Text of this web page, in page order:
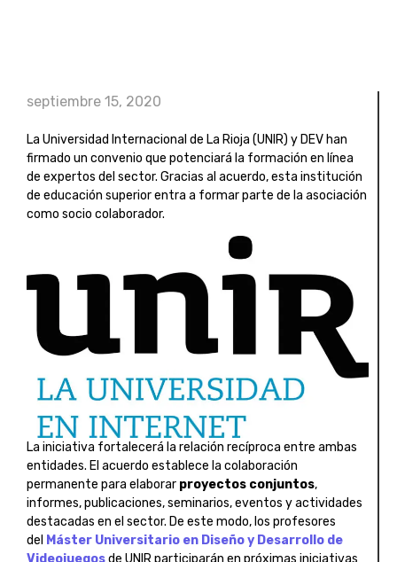
septiembre 15, 2020
La Universidad Internacional de La Rioja (UNIR) y DEV han
firmado un convenio que potenciará la formación en línea
de expertos del sector. Gracias al acuerdo, esta institución
de educación superior entra a formar parte de la asociación
como socio colaborador.
La iniciativa fortalecerá la relación recíproca entre ambas
entidades. El acuerdo establece la colaboración
permanente para elaborar proyectos conjuntos,
informes, publicaciones, seminarios, eventos y actividades
destacadas en el sector. De este modo, los profesores
del Máster Universitario en Diseño y Desarrollo de
Videojuegosde UNIR participarán en próximas iniciativas